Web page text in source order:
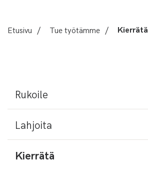
Etusivu / Tue työtämme / Kierrätä
Rukoile
Lahjoita
Kierrätä